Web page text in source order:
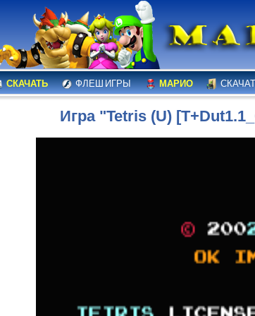
СКАЧАТЬ ФЛЕШ ИГРЫ МАРИО
Игра "Tetris (U)